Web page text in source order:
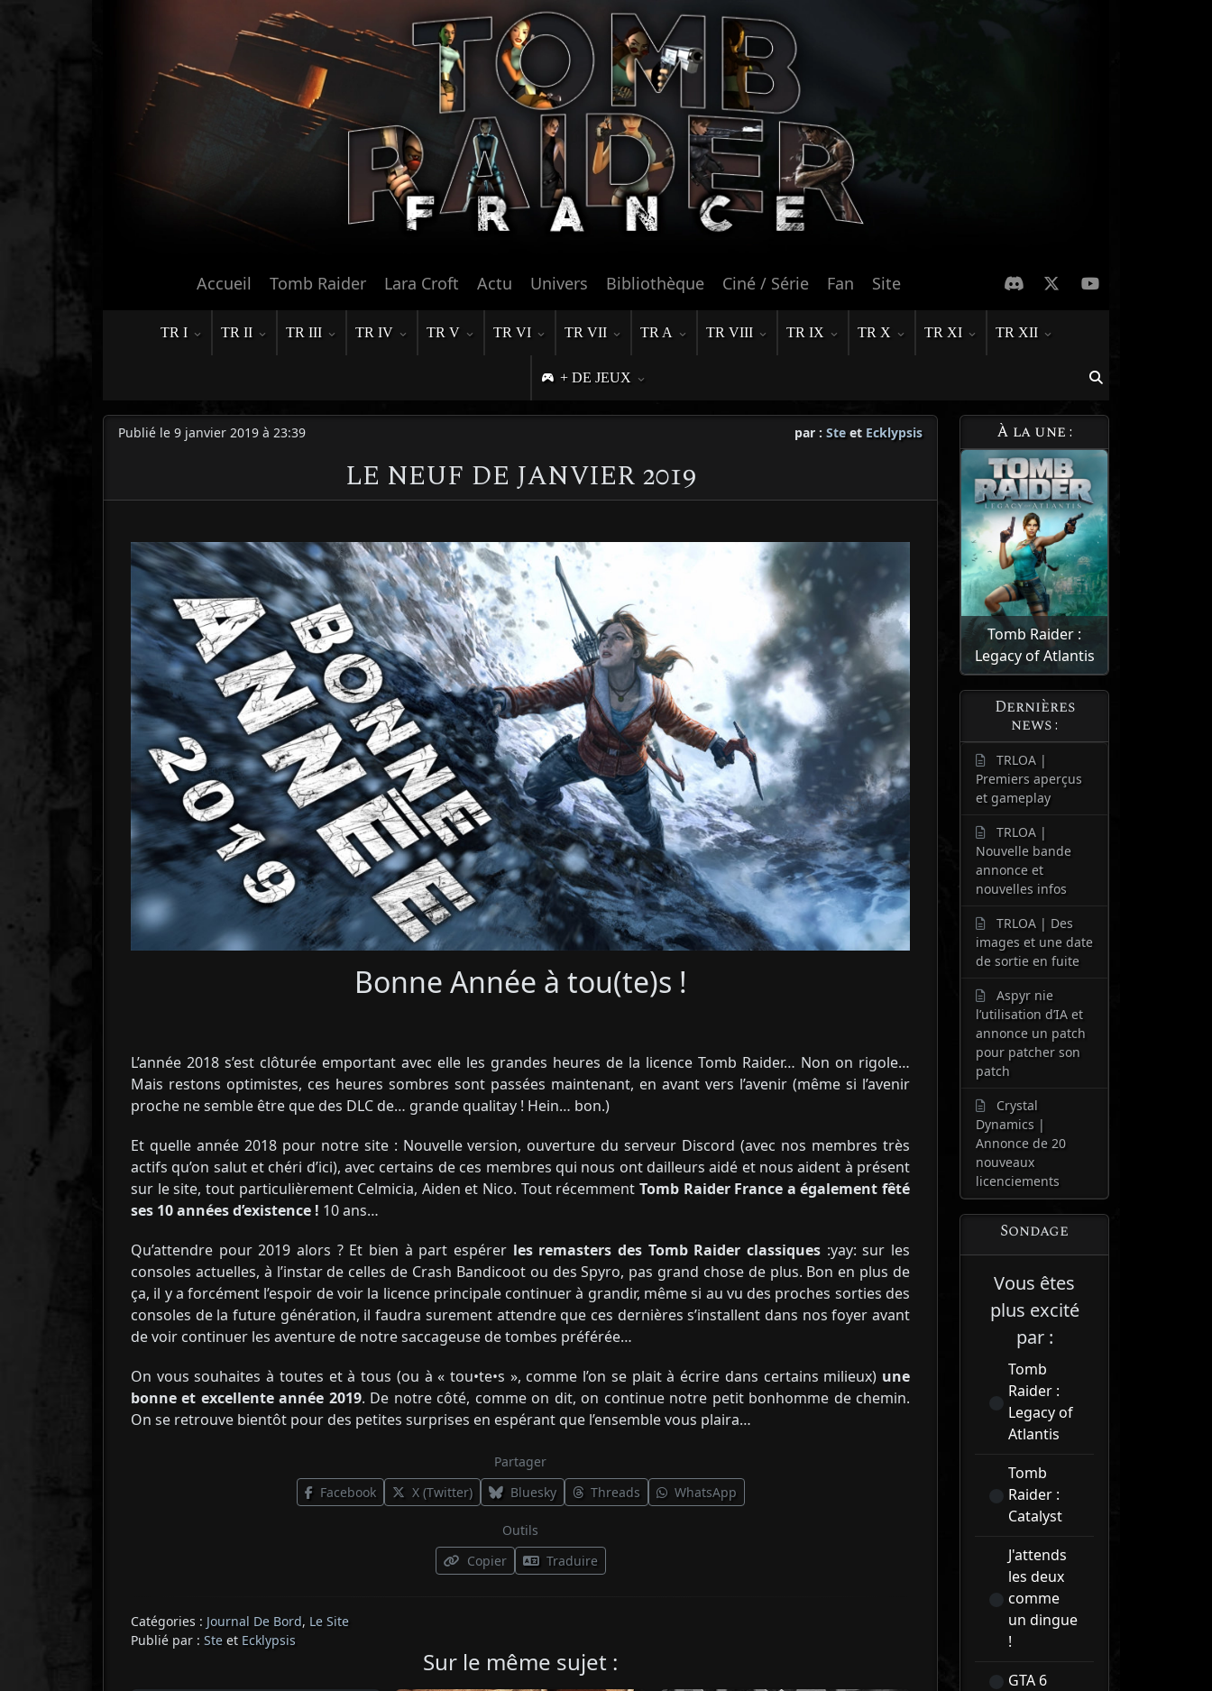
Accueil Tomb Raider Lara Croft Actu Univers Bibliothèque Ciné / Série Fan Site
TR I TR II TR III TR IV TR V TR VI TR VII TR A TR VIII TR IX TR X TR XI TR XII
+ DE JEUX
Publié le 9 janvier 2019 à 23:39 par : Ste et Ecklypsis
LE NEUF DE JANVIER 2019
Bonne Année à tou(te)s !
L’année 2018 s’est clôturée emportant avec elle les grandes heures de la licence Tomb Raider… Non on rigole…
Mais restons optimistes, ces heures sombres sont passées maintenant, en avant vers l’avenir (même si l’avenir
proche ne semble être que des DLC de… grande qualitay ! Hein… bon.)
Et quelle année 2018 pour notre site : Nouvelle version, ouverture du serveur Discord (avec nos membres très
actifs qu’on salut et chéri d’ici), avec certains de ces membres qui nous ont dailleurs aidé et nous aident à présent
sur le site, tout particulièrement Celmicia, Aiden et Nico. Tout récemment Tomb Raider France a également fêté
ses 10 années d’existence ! 10 ans…
Qu’attendre pour 2019 alors ? Et bien à part espérer les remasters des Tomb Raider classiques :yay: sur les
consoles actuelles, à l’instar de celles de Crash Bandicoot ou des Spyro, pas grand chose de plus. Bon en plus de
ça, il y a forcément l’espoir de voir la licence principale continuer à grandir, même si au vu des proches sorties des
consoles de la future génération, il faudra surement attendre que ces dernières s’installent dans nos foyer avant
de voir continuer les aventure de notre saccageuse de tombes préférée…
On vous souhaites à toutes et à tous (ou à « tou•te•s », comme l’on se plait à écrire dans certains milieux) une
bonne et excellente année 2019. De notre côté, comme on dit, on continue notre petit bonhomme de chemin.
On se retrouve bientôt pour des petites surprises en espérant que l’ensemble vous plaira…
Partager
Facebook
X (Twitter) Bluesky Threads WhatsApp
Outils
Copier
Traduire
Catégories : Journal De Bord, Le Site
Publié par : Ste et Ecklypsis
Sur le même sujet :
À la une :
Tomb Raider :
Legacy of Atlantis
Dernières
news :
TRLOA |
Premiers aperçus
et gameplay
TRLOA |
Nouvelle bande
annonce et
nouvelles infos
TRLOA | Des
images et une date
de sortie en fuite
Aspyr nie
l’utilisation d’IA et
annonce un patch
pour patcher son
patch
Crystal
Dynamics |
Annonce de 20
nouveaux
licenciements
Sondage
Vous êtes
plus excité
par :
Tomb
Raider :
Legacy of
Atlantis
Tomb
Raider :
Catalyst
J'attends
les deux
comme
un dingue
!
GTA 6